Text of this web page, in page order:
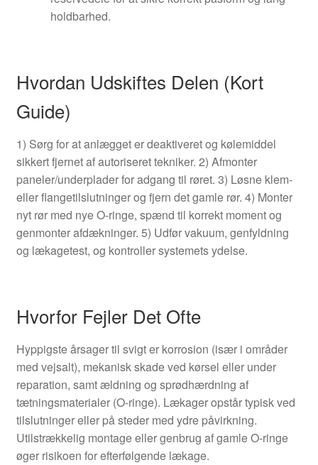
holdbarhed.
Hvordan Udskiftes Delen (Kort
Guide)
1) Sørg for at anlægget er deaktiveret og kølemiddel
sikkert fjernet af autoriseret tekniker. 2) Afmonter
paneler/underplader for adgang til røret. 3) Løsne klem-
eller flangetilslutninger og fjern det gamle rør. 4) Monter
nyt rør med nye O-ringe, spænd til korrekt moment og
genmonter afdækninger. 5) Udfør vakuum, genfyldning
og lækagetest, og kontroller systemets ydelse.
Hvorfor Fejler Det Ofte
Hyppigste årsager til svigt er korrosion (især i områder
med vejsalt), mekanisk skade ved kørsel eller under
reparation, samt ældning og sprødhærdning af
tætningsmaterialer (O-ringe). Lækager opstår typisk ved
tilslutninger eller på steder med ydre påvirkning.
Utilstrækkelig montage eller genbrug af gamle O-ringe
øger risikoen for efterfølgende lækage.